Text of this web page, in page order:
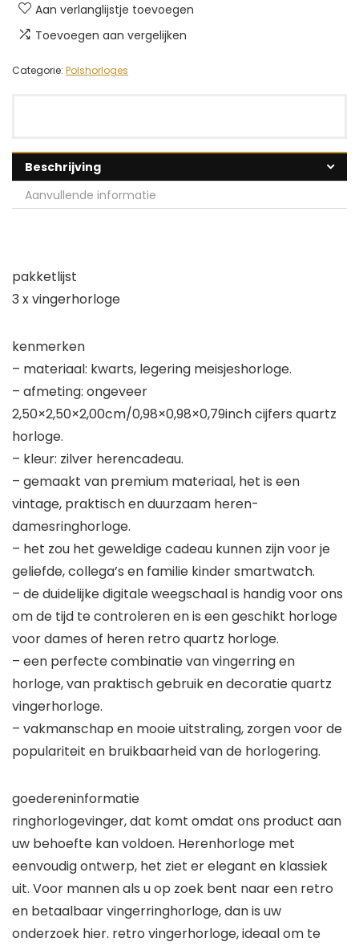
Aan verlanglijstje toevoegen
Toevoegen aan vergelijken
Categorie: Polshorloges
Beschrijving
Aanvullende informatie
pakketlijst
3 x vingerhorloge
kenmerken
– materiaal: kwarts, legering meisjeshorloge.
– afmeting: ongeveer
2,50×2,50×2,00cm/0,98×0,98×0,79inch cijfers quartz
horloge.
– kleur: zilver herencadeau.
– gemaakt van premium materiaal, het is een
vintage, praktisch en duurzaam heren-
damesringhorloge.
– het zou het geweldige cadeau kunnen zijn voor je
geliefde, collega’s en familie kinder smartwatch.
– de duidelijke digitale weegschaal is handig voor ons
om de tijd te controleren en is een geschikt horloge
voor dames of heren retro quartz horloge.
– een perfecte combinatie van vingerring en
horloge, van praktisch gebruik en decoratie quartz
vingerhorloge.
– vakmanschap en mooie uitstraling, zorgen voor de
populariteit en bruikbaarheid van de horlogering.
goedereninformatie
ringhorlogevinger, dat komt omdat ons product aan
uw behoefte kan voldoen. Herenhorloge met
eenvoudig ontwerp, het ziet er elegant en klassiek
uit. Voor mannen als u op zoek bent naar een retro
en betaalbaar vingerringhorloge, dan is uw
onderzoek hier. retro vingerhorloge, ideaal om te